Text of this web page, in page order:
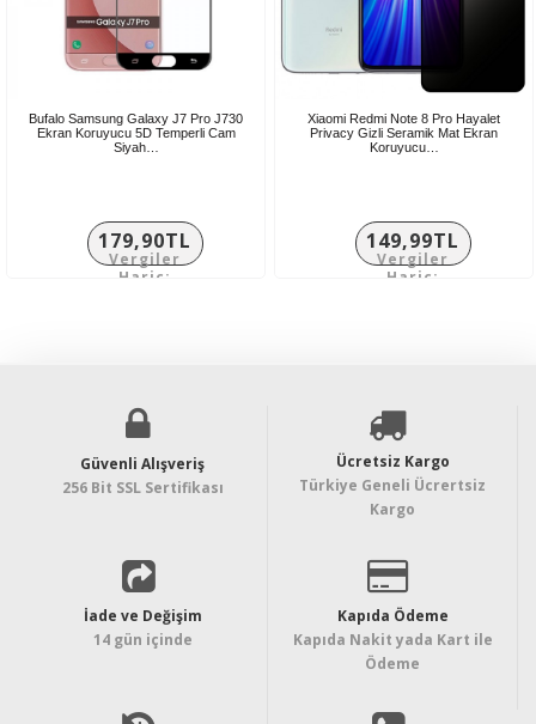
Bufalo Samsung Galaxy J7 Pro J730
Ekran Koruyucu 5D Temperli Cam
Siyah…
179,90TL
Vergiler
Hariç:
Xiaomi Redmi Note 8 Pro Hayalet
Privacy Gizli Seramik Mat Ekran
Koruyucu…
149,99TL
Vergiler
Hariç:
Güvenli Alışveriş
256 Bit SSL Sertifikası
Ücretsiz Kargo
Türkiye Geneli Ücrertsiz
Kargo
İade ve Değişim
14 gün içinde
Kapıda Ödeme
Kapıda Nakit yada Kart ile
Ödeme